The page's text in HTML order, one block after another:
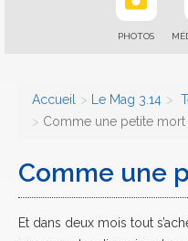
PHOTOS
Accueil Le Mag 3.14
Comme une petite mort
Comme une
Et dans deux mois tout